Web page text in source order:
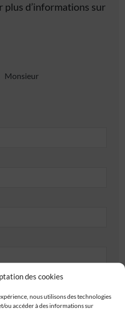
des cookies
nous utilisons des technologies
ou accéder à des informations sur
plus d’informations sur
Monsieur